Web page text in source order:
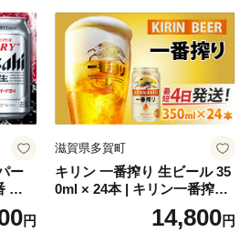
ル
ッ
】
ー
ビー
ー
円
滋賀県多賀町
キリン 一番搾り 生ビール 35
0ml × 24本 | キリン一番搾り
キリンビール 一番搾り ビー
ル 24缶 きりんいちばんしぼ
14,800円